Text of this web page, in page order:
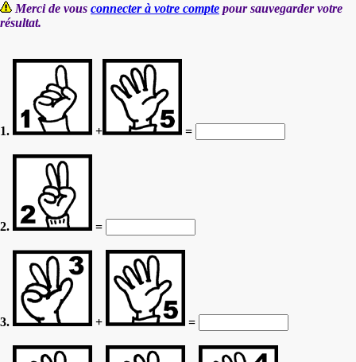
Merci de vous connecter à votre compte pour sauvegarder votre
résultat.
1. + =
2. =
3. + =